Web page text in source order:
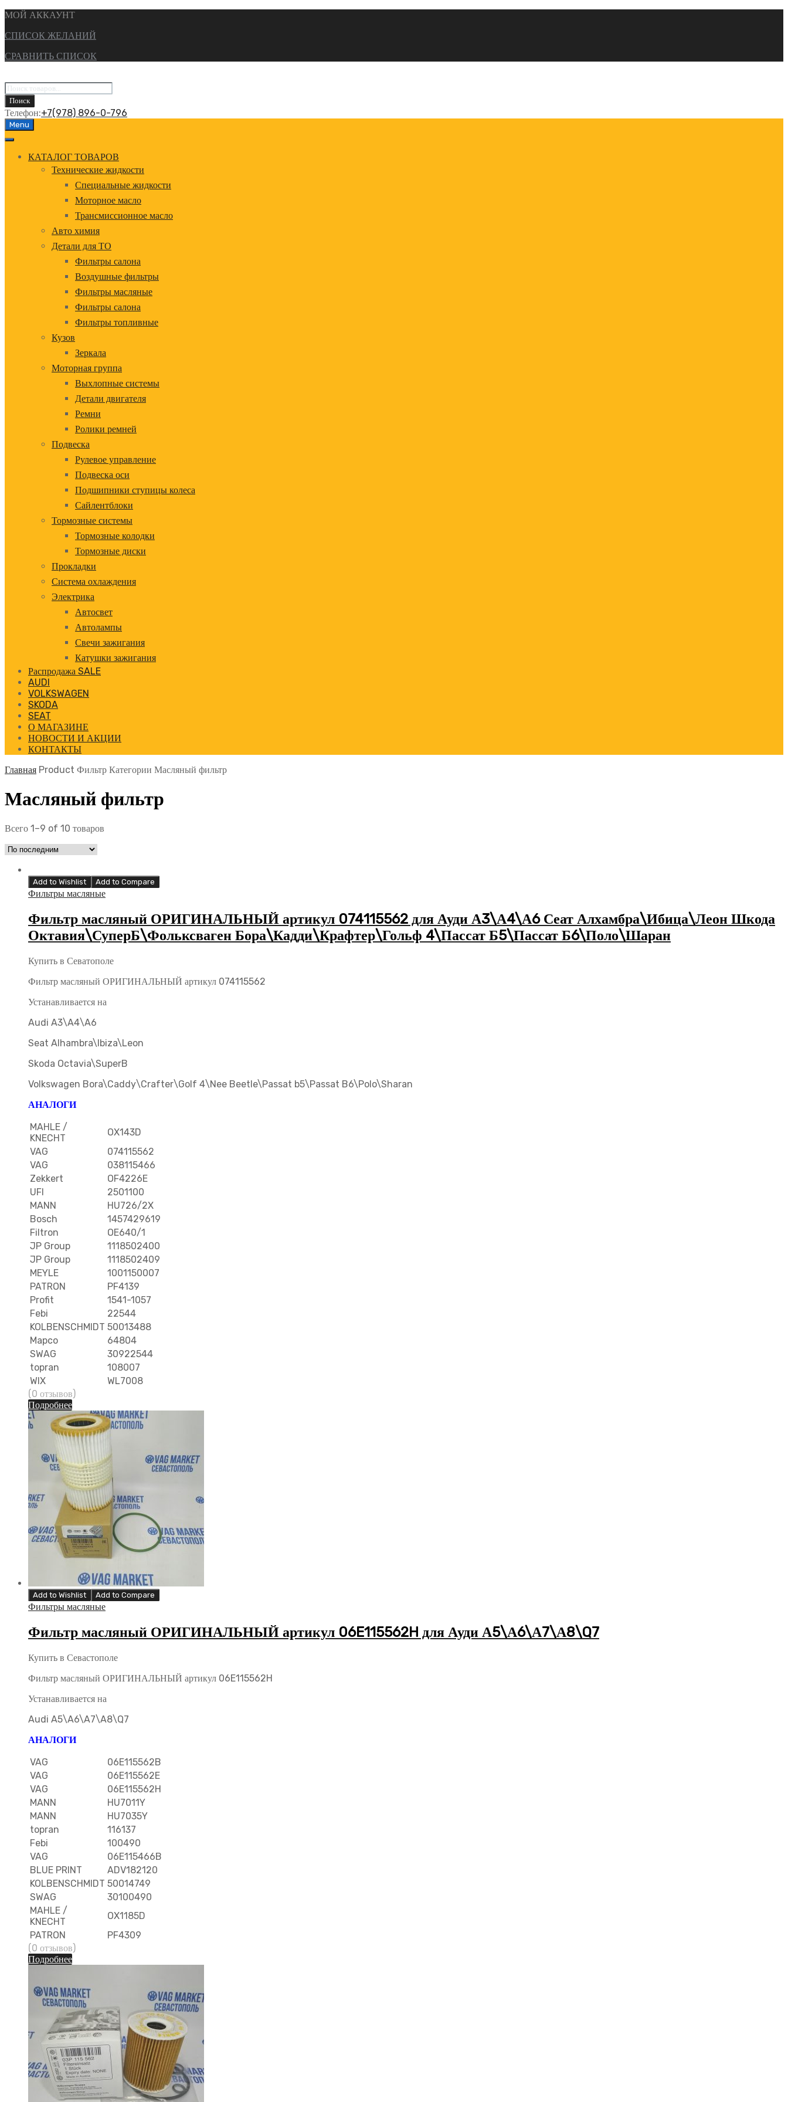
МОЙ АККАУНТ
СПИСОК ЖЕЛАНИЙ
СРАВНИТЬ СПИСОК
Поиск
товаров
Поиск
Телефон:+7(978) 896-0-796
Перейти
к
Menu
КАТАЛОГ ТОВАРОВ
Технические жидкости
Специальные жидкости
Моторное масло
Трансмиссионное масло
Авто химия
Детали для ТО
Фильтры салона
Воздушные фильтры
Фильтры масляные
Фильтры салона
Фильтры топливные
Кузов
Зеркала
Моторная группа
Выхлопные системы
Детали двигателя
Ремни
Ролики ремней
Подвеска
Рулевое управление
Подвеска оси
Подшипники ступицы колеса
Сайлентблоки
Тормозные системы
Тормозные колодки
Тормозные диски
Прокладки
Система охлаждения
Электрика
Автосвет
Автолампы
Свечи зажигания
Катушки зажигания
Распродажа SALE
AUDI
VOLKSWAGEN
SKODA
SEAT
О МАГАЗИНЕ
НОВОСТИ И АКЦИИ
КОНТАКТЫ
Главная Product Фильтр Категории Масляный фильтр
Масляный фильтр
Всего 1–9 of 10 товаров
Add to Wishlist Add to Compare
Фильтры масляные
Фильтр масляный ОРИГИНАЛЬНЫЙ артикул 074115562 для Ауди А3\А4\А6 Сеат Алхамбра\Ибица\Леон Шкода
Октавия\СуперБ\Фольксваген Бора\Кадди\Крафтер\Гольф 4\Пассат Б5\Пассат Б6\Поло\Шаран
Купить в Севатополе
Фильтр масляный ОРИГИНАЛЬНЫЙ артикул 074115562
Устанавливается на
Audi A3\A4\A6
Seat Alhambra\Ibiza\Leon
Skoda Octavia\SuperB
Volkswagen Bora\Caddy\Crafter\Golf 4\Nee Beetle\Passat b5\Passat B6\Polo\Sharan
АНАЛОГИ
MAHLE /
KNECHT
OX143D
VAG
074115562
VAG
038115466
Zekkert
OF4226E
UFI
2501100
MANN
HU726/2X
Bosch
1457429619
Filtron
OE640/1
JP Group
1118502400
JP Group
1118502409
MEYLE
1001150007
PATRON
PF4139
Profit
1541-1057
Febi
22544
KOLBENSCHMIDT 50013488
Mapco
64804
SWAG
30922544
topran
108007
WIX
WL7008
(0 отзывов)
Подробнее
Add to Wishlist Add to Compare
Фильтры масляные
Фильтр масляный ОРИГИНАЛЬНЫЙ артикул 06E115562H для Ауди А5\А6\А7\А8\Q7
Купить в Севастополе
Фильтр масляный ОРИГИНАЛЬНЫЙ артикул 06E115562H
Устанавливается на
Audi A5\A6\A7\A8\Q7
АНАЛОГИ
VAG
06E115562B
VAG
06E115562E
VAG
06E115562H
MANN
HU7011Y
MANN
HU7035Y
topran
116137
Febi
100490
VAG
06E115466B
BLUE PRINT
ADV182120
KOLBENSCHMIDT 50014749
SWAG
30100490
MAHLE /
KNECHT
OX1185D
PATRON
PF4309
(0 отзывов)
Подробнее